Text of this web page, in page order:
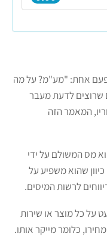
אחת: "מע"מ? על מה
שרוצים לדעת מעבר
המאמר הזה
מס המשולם על ידי
שהוא משפיע על
לרשות המיסים.
על כל מוצר או שירות
כלומר מייקר אותו.